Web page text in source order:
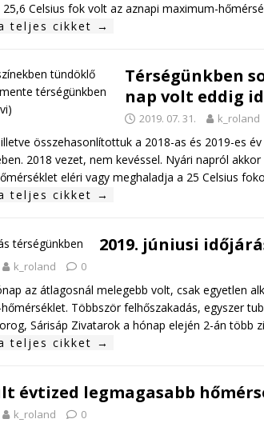
Celsius fok volt az aznapi maximum-
teljes cikket →
Térségünkben
nap volt eddig
2019. 07. 31. k_roland
összehasonlítottuk a 2018-as és 2019-es
2018 vezet, nem kevéssel. Nyári napról
eléri vagy meghaladja a 25 Celsius
teljes cikket →
2019. júniusi
k_roland 0
az átlagosnál melegebb volt, csak egyetlen
Többször felhőszakadás, egyszer
Sárisáp Zivatarok a hónap elején 2-án több
teljes cikket →
évtized legmagasabb
k_roland 0